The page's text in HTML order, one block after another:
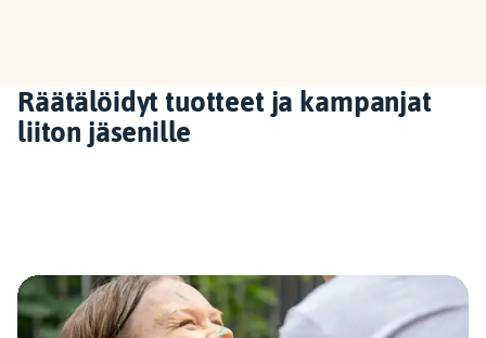
Räätälöidyt tuotteet ja kampanjat
liiton jäsenille